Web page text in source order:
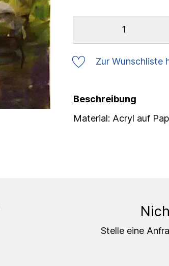
Zur Wunschliste
Beschreibung
Material: Acryl auf
Stelle eine